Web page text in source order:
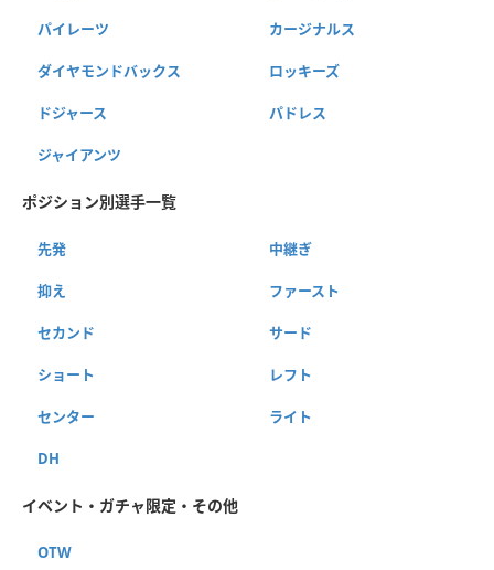
パイレーツ カージナルス
ダイヤモンドバックス ロッキーズ
ドジャース パドレス
ジャイアンツ
ポジション別選手一覧
先発 中継ぎ
抑え ファースト
セカンド サード
ショート レフト
センター ライト
DH
イベント・ガチャ限定・その他
OTW